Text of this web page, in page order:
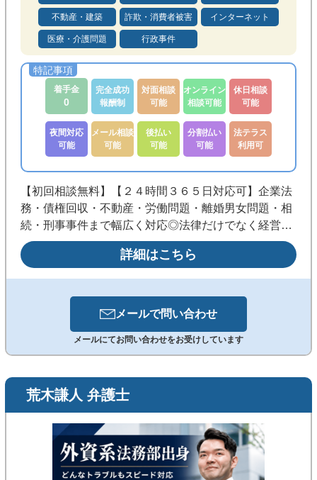
不動産・建築 詐欺・消費者被害 インターネット
医療・介護問題 行政事件
着手金
0
完全成功
報酬制
対面相談
可能
オンライン
相談可能
休日相談
可能
夜間対応
可能
メール相談
可能
後払い
可能
分割払い
可能
法テラス
利用可
【初回相談無料】【２４時間３６５日対応可】企業法
務・債権回収・不動産・労働問題・離婚男女問題・相
続・刑事事件まで幅広く対応◎法律だけでなく経営・
財務の視点も踏まえた実践的な解決を目指します。
《銀座駅徒歩3分／メール・WEB相談可／夜間・休日
も事前予約で対応》
詳細はこちら
メールで問い合わせ
メールにてお問い合わせをお受けしています
荒木謙人 弁護士